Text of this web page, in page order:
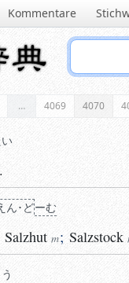
Kommentare
… 4069 4070
.
ん･どーむ
Salzhut m; Salzstock